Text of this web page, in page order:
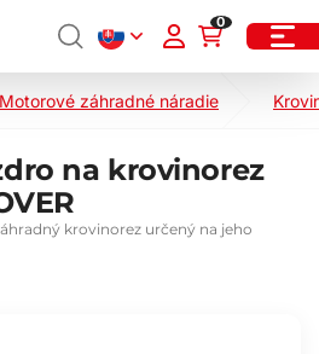
0
Motorové záhradné náradie
na krovinorez
krovinorez určený na jeho